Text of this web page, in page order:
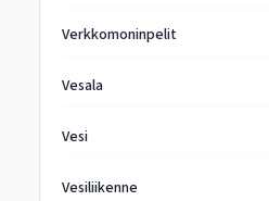
Verkkomoninpelit
Vesala
Vesi
Vesiliikenne